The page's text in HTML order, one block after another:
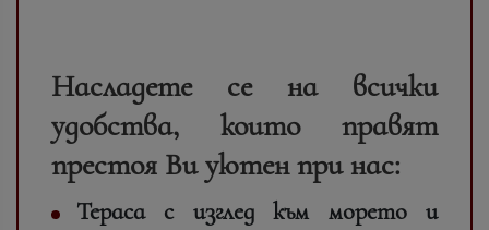
Насладете се на всички
удобства, които правят
престоя Ви уютен при нас:
Тераса с изглед към морето и